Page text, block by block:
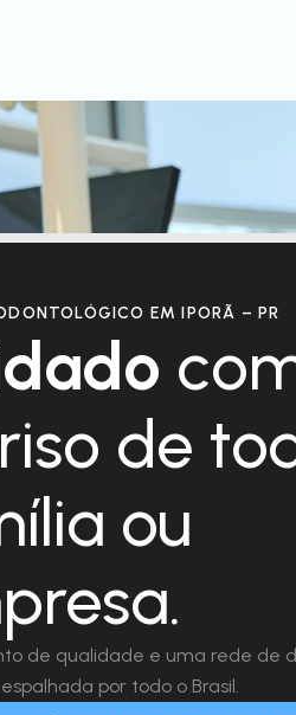
EM IPORÃ – PR
de
ou
de qualidade e uma rede de
por todo o Brasil.